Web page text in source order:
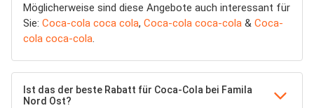
Möglicherweise sind diese Angebote auch interessant für
Sie: Coca-cola coca cola, Coca-cola coca-cola & Coca-
cola coca-cola.
Ist das der beste Rabatt für Coca-Cola bei Famila
Nord Ost?